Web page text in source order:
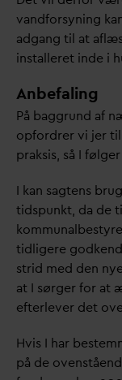
vandforsyning
adgang til at
installeret inde i
Anbefaling
På baggrund af
opfordrer vi jer
praksis, så I
I kan sagtens
tidspunkt, da de
tidligere
strid med den
at I sørger for at
efterlever det
Hvis I har
på de